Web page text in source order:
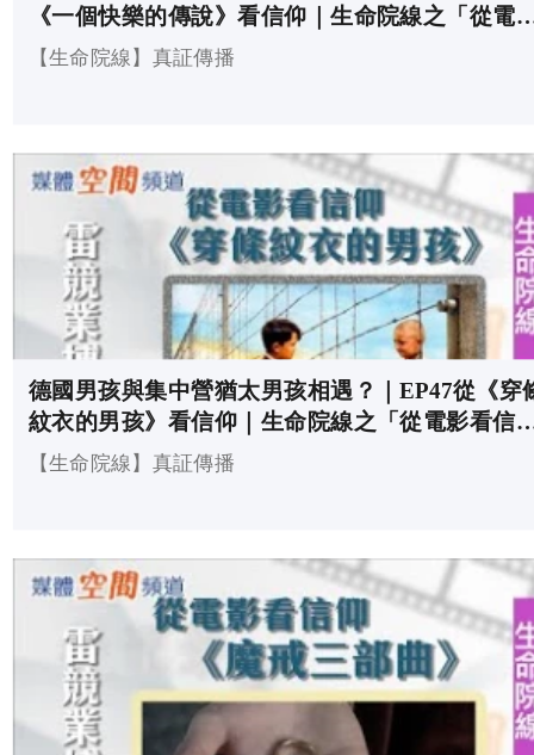
《一個快樂的傳說》看信仰｜生命院線之「從電
看信仰」
【生命院線】真証傳播
德國男孩與集中營猶太男孩相遇？｜EP47從《穿
紋衣的男孩》看信仰｜生命院線之「從電影看信
仰」
【生命院線】真証傳播